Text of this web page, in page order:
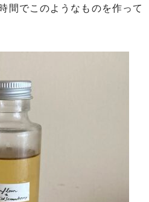
間でこのようなものを作って